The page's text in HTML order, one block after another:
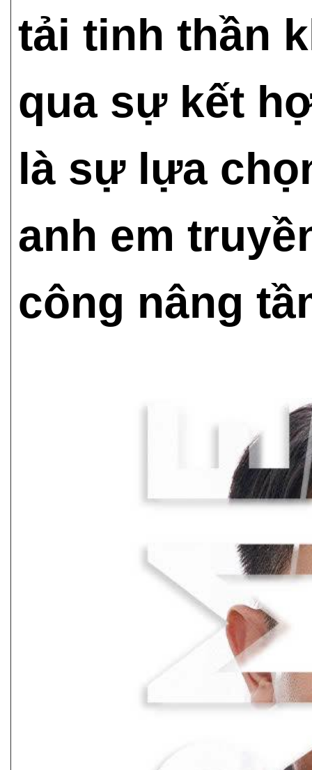
tải tinh thần
qua sự kết
là sự lựa
anh em
công nâng